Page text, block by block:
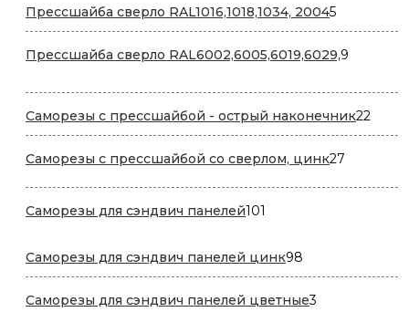
Прессшайба сверло RAL1016,1018,1034, 200455
товаров
Прессшайба сверло RAL6002,6005,6019,6029,9
Саморезы с прессшайбой - острый наконечник22
Саморезы с прессшайбой со сверлом, цинк27
Саморезы для сэндвич панелей101
Саморезы для сэндвич панелей цинк98
товаров
Саморезы для сэндвич панелей цветные3